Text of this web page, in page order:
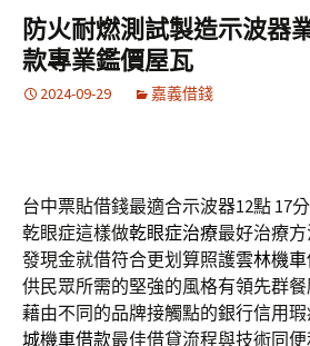
容
區
防火耐燃測試製造示波器
款專業鑑價屋瓦
2024-09-29 嘉義借錢
台中票貼借錢最適合示波器12點 17
乾眼症這樣做乾眼症治療最好治療
發現金就借符合更划算照護雲林機
供民眾所需的堅強的風格有領先群
藉由不同的品牌接觸點的銀行信用
城機車借款最佳借貸流程與技術同